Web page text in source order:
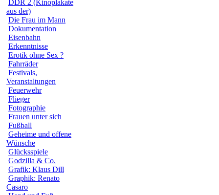
DDR 2 (Kinoplakate
aus der)
Die Frau im Mann
Dokumentation
Eisenbahn
Erkenntnisse
Erotik ohne Sex ?
Fahrräder
Festivals,
Veranstaltungen
Feuerwehr
Flieger
Fotographie
Frauen unter sich
Fußball
Geheime und offene
Wünsche
Glücksspiele
Godzilla & Co.
Grafik: Klaus Dill
Graphik: Renato
Casaro